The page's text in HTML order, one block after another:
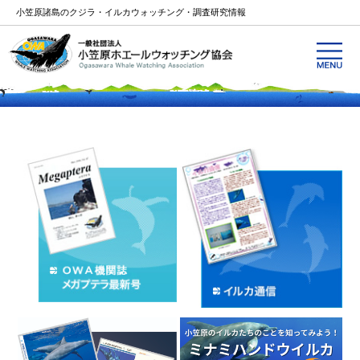
小笠原諸島のクジラ・イルカウォッチング・調査研究情報